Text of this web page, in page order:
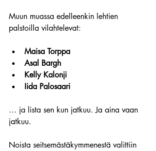
Muun muassa edelleenkin lehtien
palstoilla vilahtelevat:
Maisa Torppa
Asal Bargh
Kelly Kalonji
Iida Palosaari
… ja lista sen kun jatkuu. Ja aina vaan
jatkuu.
Noista seitsemästäkymmenestä valittiin